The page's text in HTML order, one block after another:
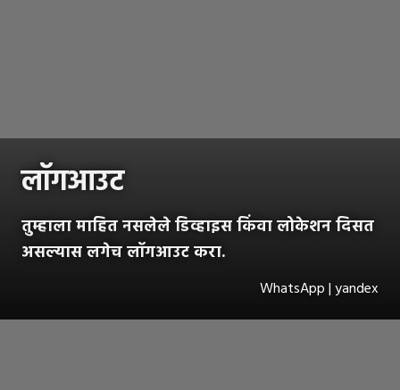
लॉगआउट
तुम्हाला माहित नसलेले डिव्हाइस किंवा लोकेशन दिसत
असल्यास लगेच लॉगआउट करा.
WhatsApp | yandex